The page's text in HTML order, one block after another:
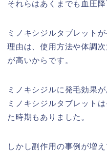
それらはあくまでも血圧
ミノキシジルタブレット
理由は、使用方法や体調
が高いからです。
ミノキシジルに発毛効果
ミノキシジルタブレット
た時期もありました。
しかし副作用の事例が増